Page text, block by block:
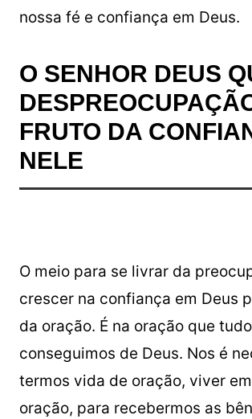
nossa fé e confiança em Deus.
O SENHOR DEUS
FRUTO DA
NELE
O meio para se livrar da
crescer na confiança em Deus
da oração. É na oração que tudo
conseguimos de Deus. Nos é
termos vida de oração, viver
oração, para recebermos as